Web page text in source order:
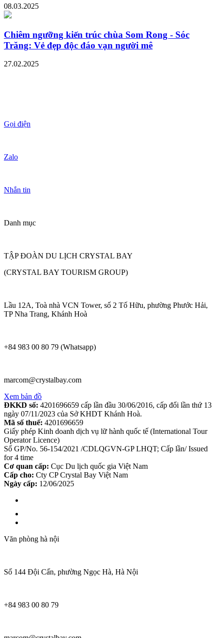
08.03.2025
Chiêm ngưỡng kiến trúc chùa Som Rong - Sóc
Trăng: Vẻ đẹp độc đáo vạn người mê
27.02.2025
Gọi điện
Zalo
Nhắn tin
Danh mục
TẬP ĐOÀN DU LỊCH CRYSTAL BAY
(CRYSTAL BAY TOURISM GROUP)
Lầu 12A, Toà nhà VCN Tower, số 2 Tố Hữu, phường Phước Hải,
TP Nha Trang, Khánh Hoà
+84 983 00 80 79 (Whatsapp)
marcom@crystalbay.com
Xem bản đồ
ĐKKD số: 4201696659 cấp lần đầu 30/06/2016, cấp đổi lần thứ 13
ngày 07/11/2023 của Sở KHDT Khánh Hoà.
Mã số thuế: 4201696659
Giấy phép Kinh doanh dịch vụ lữ hành quốc tế (International Tour
Operator Licence)
Số GP/No. 56-154/2021 /CDLQGVN-GP LHQT; Cấp lần/ Issued
for 4 time
Cơ quan cấp: Cục Du lịch quốc gia Việt Nam
Cấp cho: Cty CP Crystal Bay Việt Nam
Ngày cấp: 12/06/2025
Văn phòng hà nội
Số 144 Đội Cấn, phường Ngọc Hà, Hà Nội
+84 983 00 80 79